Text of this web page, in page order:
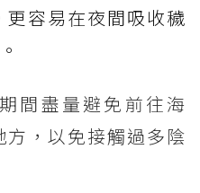
容易在夜間吸收穢
間盡量避免前往海
，以免接觸過多陰